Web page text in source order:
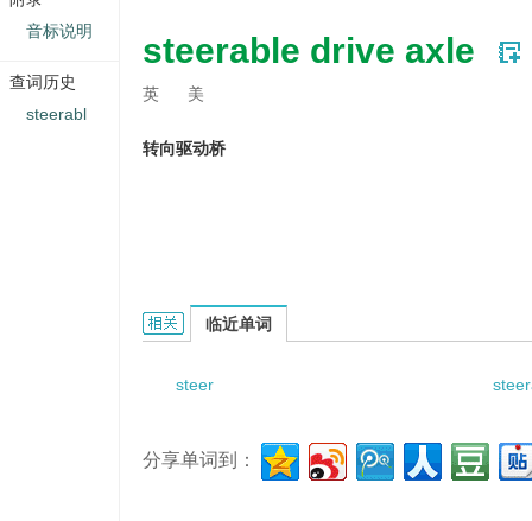
steerable drive axle
英 美
转向驱动桥
Steerable drive axle的相关资料：
临近单词
steer
分享单词到：
音标说明
查词历史
steerabl